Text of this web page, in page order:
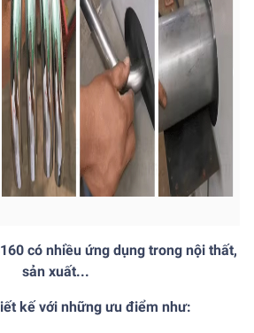
có nhiều ứng dụng trong nội thất,
sản xuất...
kế với những ưu điểm như: